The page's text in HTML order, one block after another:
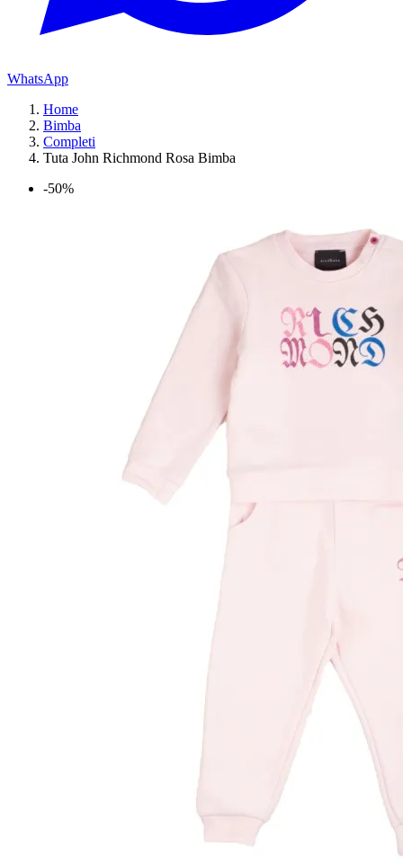
WhatsApp
Home
Bimba
Completi
Tuta John Richmond Rosa Bimba
-50%